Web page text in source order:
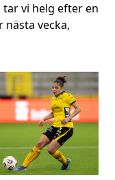
tar vi helg efter en
nästa vecka,